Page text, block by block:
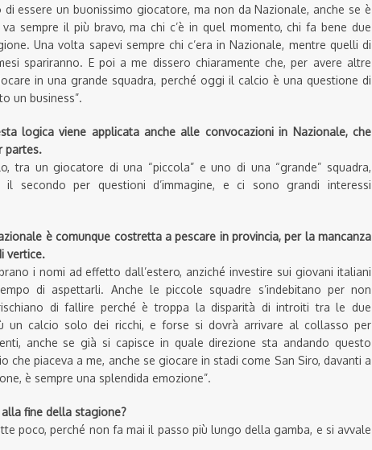
di essere un buonissimo giocatore, ma non da Nazionale, anche se è
sempre il più bravo, ma chi c’è in quel momento, chi fa bene due
Una volta sapevi sempre chi c’era in Nazionale, mentre quelli di
spariranno. E poi a me dissero chiaramente che, per avere altre
in una grande squadra, perché oggi il calcio è una questione di
un business”.
logica viene applicata anche alle convocazioni in Nazionale, che
partes.
tra un giocatore di una “piccola” e uno di una “grande” squadra,
il secondo per questioni d’immagine, e ci sono grandi interessi
è comunque costretta a pescare in provincia,per la mancanza
vertice.
i nomi ad effetto dall’estero, anziché investire sui giovani italiani
di aspettarli. Anche le piccole squadre s’indebitano per non
di fallire perché è troppa la disparità di introiti tra le due
un calcio solo dei ricchi, e forse si dovrà arrivare al collasso per
anche se già si capisce in quale direzione sta andando questo
che piaceva a me, anche se giocare in stadi come San Siro, davanti a
è sempre una splendida emozione”.
fine della stagione?
poco, perché non fa mai il passo più lungo della gamba, e si avvale